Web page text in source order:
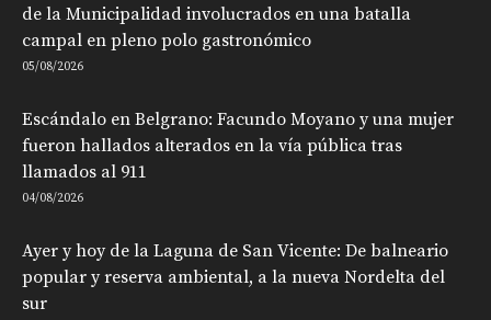
de la Municipalidad involucrados en una batalla
campal en pleno polo gastronómico
05/08/2026
Escándalo en Belgrano: Facundo Moyano y una mujer
fueron hallados alterados en la vía pública tras
llamados al 911
04/08/2026
Ayer y hoy de la Laguna de San Vicente: De balneario
popular y reserva ambiental, a la nueva Nordelta del
sur